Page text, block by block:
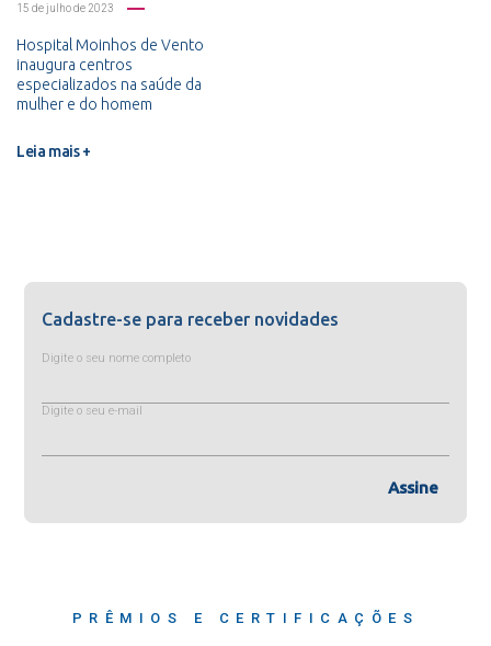
15 de julho de 2023
Hospital Moinhos de Vento
inaugura centros
especializados na saúde da
mulher e do homem
Leia mais +
Cadastre-se para receber novidades
Digite o seu nome completo
Digite o seu e-mail
Assine
PRÊMIOS E CERTIFICAÇÕES